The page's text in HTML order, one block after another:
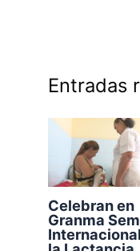
Entradas
Celebran en
Granma